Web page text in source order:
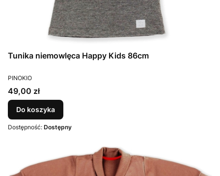
Tunika niemowlęca Happy Kids 86cm
PRODUCENT
PINOKIO
Cena
49,00 zł
Do koszyka
Dostępność: Dostępny